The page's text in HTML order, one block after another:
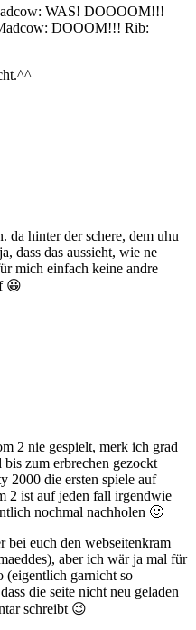
WAS! DOOOOM!!!
DOOOM!!! Rib:
da hinter der schere, dem uhu
dass das aussieht, wie ne
mich einfach keine andre
😀
2 nie gespielt, merk ich grad
zum erbrechen gezockt
2000 die ersten spiele auf
2 ist auf jeden fall irgendwie
nochmal nachholen 🙂
bei euch den webseitenkram
aber ich wär ja mal für
(eigentlich garnicht so
die seite nicht neu geladen
schreibt 😉